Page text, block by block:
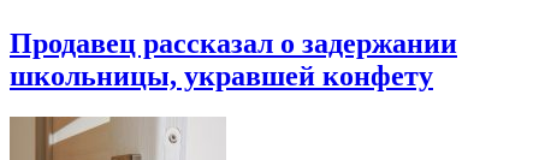
Продавец рассказал о задержании
школьницы, укравшей конфету